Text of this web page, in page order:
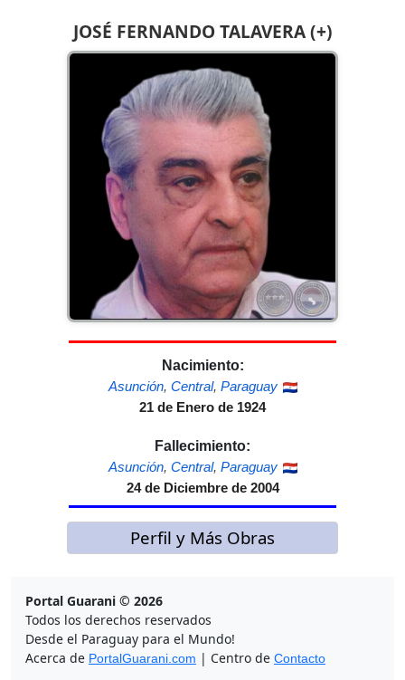
JOSÉ FERNANDO TALAVERA (+)
Nacimiento:
Asunción, Central, Paraguay
21 de Enero de 1924
Fallecimiento:
Asunción, Central, Paraguay
24 de Diciembre de 2004
Perfil y Más Obras
Portal Guarani © 2026
Todos los derechos reservados
Desde el Paraguay para el Mundo!
Acerca de PortalGuarani.com | Centro de Contacto